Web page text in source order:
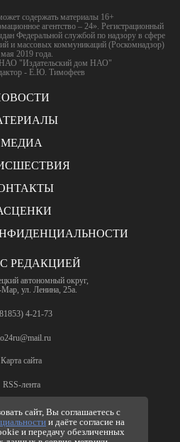
сайт, Вы соглашаетесь с
и даёте согласие на
и передачу обезличенных
содержать материалы 16+
агентство – 24». Регистрационный
Федеральной службой по надзору в сфере
и массовых коммуникаций (Роскомнадзор)
2019 года.
"Издательский дом НАО"
- Е.Ю. Тимофеев
МЕДИА
С РЕДАКЦИЕЙ
автономный округ,
ул. Ленина, 25а.
4-21-73
Карта сайта
RSS-лента
РЕКЛАМЫ
4-63-61